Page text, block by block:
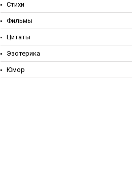
Стихи
Фильмы
Цитаты
Эзотерика
Юмор